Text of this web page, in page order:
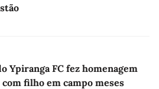
Ypiranga FC fez homenagem
filho em campo meses